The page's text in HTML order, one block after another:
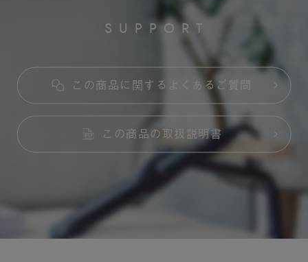
S U P P O R T
この商品に関するよくあるご質問
この商品の取扱説明書